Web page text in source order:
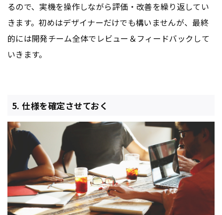
るので、実機を操作しながら評価・改善を繰り返してい
きます。初めはデザイナーだけでも構いませんが、最終
的には開発チーム全体でレビュー＆フィードバックして
いきます。
5. 仕様を確定させておく